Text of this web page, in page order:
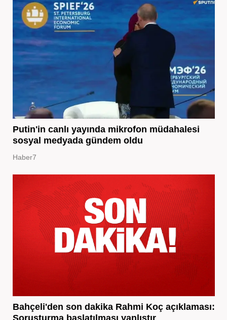
Putin'in canlı yayında mikrofon müdahalesi
sosyal medyada gündem oldu
Haber7
Bahçeli'den son dakika Rahmi Koç açıklaması:
Soruşturma başlatılması yanlıştır